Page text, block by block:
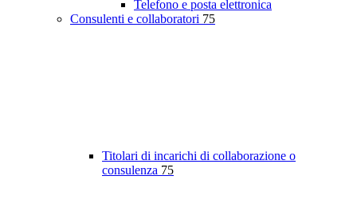
Telefono e posta elettronica
Consulenti e collaboratori 75
Titolari di incarichi di collaborazione o
consulenza 75